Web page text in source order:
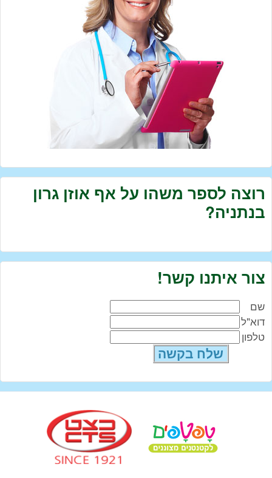
רוצה לספר משהו על אף אוזן גרון
בנתניה?
צור איתנו קשר!
שם
דוא"ל
טלפון